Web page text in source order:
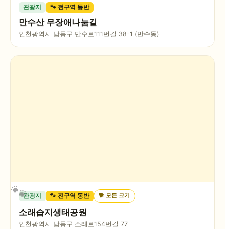
관광지 🐾 전구역 동반
만수산 무장애나눔길
인천광역시 남동구 만수로111번길 38-1 (만수동)
관광지 🐾 전구역 동반 🐕모든 크기
소래습지생태공원
인천광역시 남동구 소래로154번길 77